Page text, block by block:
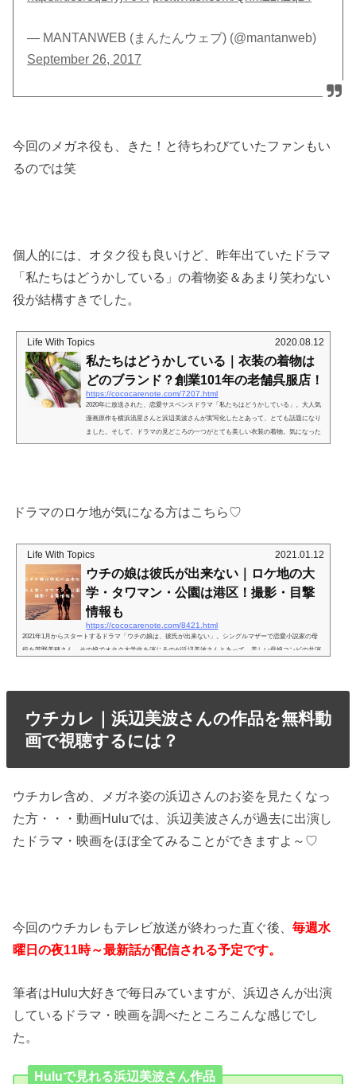
— MANTANWEB (まんたんウェブ) (@mantanweb)
September 26, 2017
今回のメガネ役も、きた！と待ちわびていたファンもい
るのでは笑
個人的には、オタク役も良いけど、昨年出ていたドラマ
「私たちはどうかしている」の着物姿＆あまり笑わない
役が結構すきでした。
Life With Topics 2020.08.12
私たちはどうかしている｜衣装の着物は
どのブランド？創業101年の老舗呉服店！
https://cococarenote.com/7207.html
2020年に放送された、恋愛サスペンスドラマ「私たちはどうかしている」。大人気
漫画原作を横浜流星さんと浜辺美波さんが実写化したとあって、とても話題になり
ました。そして、ドラマの見どころの一つがとても美しい衣装の着物。気になった
人もいるのでは？そこでこの記事では、ドラマ「私たちはどうかしている」の衣装
ドラマのロケ地が気になる方はこちら♡
Life With Topics 2021.01.12
ウチの娘は彼氏が出来ない｜ロケ地の大
学・タワマン・公園は港区！撮影・目撃
情報も
https://cococarenote.com/8421.html
2021年1月からスタートするドラマ「ウチの娘は、彼氏が出来ない」。シングルマザーで恋愛小説家の母
役を菅野美穂さん、その娘でオタク大学生を演じるのが浜辺美波さんとあって、美しい母娘コンビの共演
ラマでは東京都港区のロケ地が盛りだくさんでした♡ ウチの娘は彼氏が出来ない｜ロケ地まとめそれで
ウチカレ｜浜辺美波さんの作品を無料動
画で視聴するには？
ウチカレ含め、メガネ姿の浜辺さんのお姿を見たくなっ
た方・・・動画Huluでは、浜辺美波さんが過去に出演し
たドラマ・映画をほぼ全てみることができますよ～♡
今回のウチカレもテレビ放送が終わった直ぐ後、毎週水
曜日の夜11時～最新話が配信される予定です。
筆者はHulu大好きで毎日みていますが、浜辺さんが出演
しているドラマ・映画を調べたところこんな感じでし
た。
Huluで見れる浜辺美波さん作品